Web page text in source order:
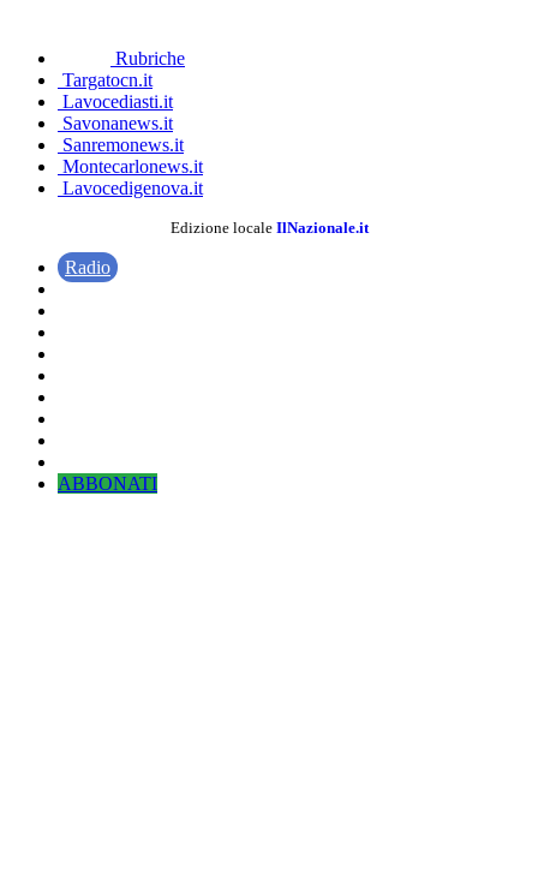
Rubriche
Targatocn.it
Lavocediasti.it
Savonanews.it
Sanremonews.it
Montecarlonews.it
Lavocedigenova.it
Edizione locale IlNazionale.it
Radio
ABBONATI